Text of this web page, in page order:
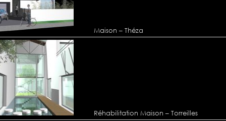
Maison – Théza
Réhabilitation Maison – Torreilles